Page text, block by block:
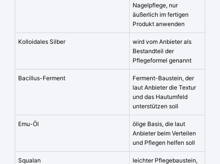
Nagelpflege, nur
äußerlich im fertigen
Produkt anwenden
Kolloidales Silber
wird vom Anbieter als
Bestandteil der
Pflegeformel genannt
Bacillus-Ferment
Ferment-Baustein, der
laut Anbieter die Textur
und das Hautumfeld
unterstützen soll
Emu-Öl
ölige Basis, die laut
Anbieter beim Verteilen
und Pflegen helfen soll
Squalan
leichter Pflegebaustein,